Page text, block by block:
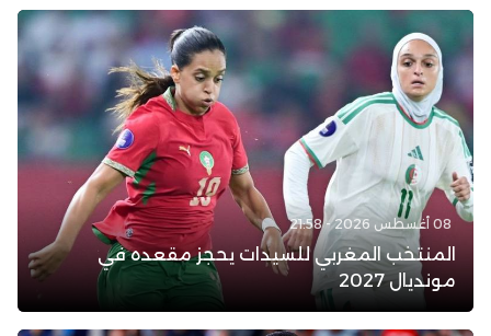
08 أغسطس 2026 - 21:58
المنتخب المغربي للسيدات يحجز مقعده في
مونديال 2027